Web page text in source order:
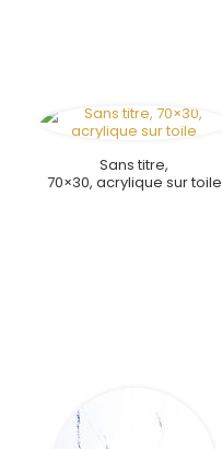
Sans titre,
70×30, acrylique sur toile